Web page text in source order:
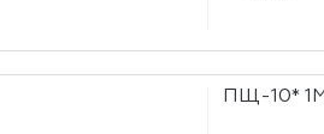
ПЩ-10*